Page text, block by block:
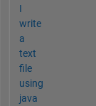
I
write
a
text
file
using
java